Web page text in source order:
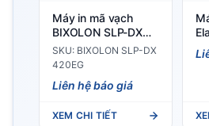
Máy in mã vạch
BIXOLON SLP-DX
420EG
SKU: BIXOLON SLP-DX
420EG
Liên hệ báo giá
XEM CHI TIẾT